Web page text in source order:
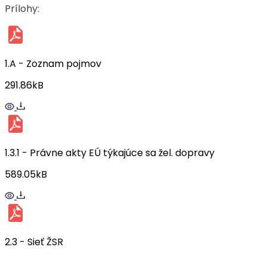
Prílohy:
1.A - Zoznam pojmov
291.86kB
1.3.1 - Právne akty EÚ týkajúce sa žel. dopravy
589.05kB
2.3 - Sieť ŽSR